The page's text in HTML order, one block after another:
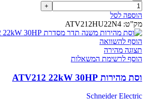
הוספה לסל
מק”ט: ATV212HU22N4
הוסף להשוואה
תצוגה מהירה
הוסף לרשימת המשאלות
וסת מהירות ATV212 22kW 30HP
Schneider Electric